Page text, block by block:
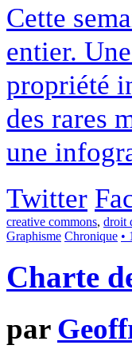
Cette
entier.
propriété
des rares
une
Twitter
creative commons, droit
Graphisme Chronique •
Charte
par